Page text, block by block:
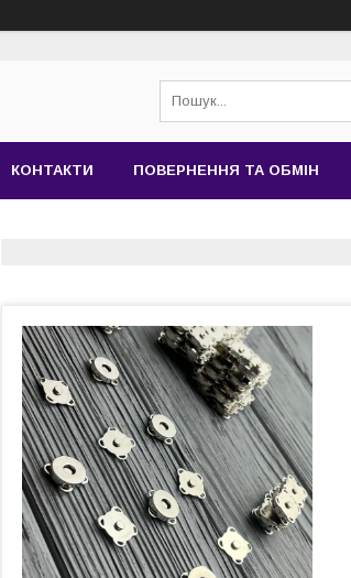
КОНТАКТИ ПОВЕРНЕННЯ ТА ОБМІН